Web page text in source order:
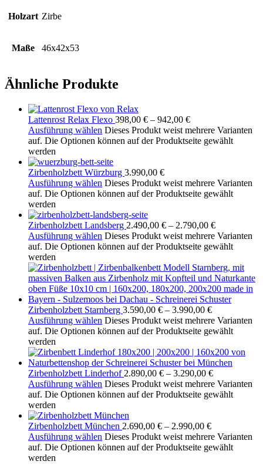
Holzart Zirbe
Maße 46x42x53
Ähnliche Produkte
Lattenrost Relax Flexo 398,00 € – 942,00 €
Ausführung wählen Dieses Produkt weist mehrere Varianten
auf. Die Optionen können auf der Produktseite gewählt
werden
Zirbenholzbett Würzburg 3.990,00 €
Ausführung wählen Dieses Produkt weist mehrere Varianten
auf. Die Optionen können auf der Produktseite gewählt
werden
Zirbenholzbett Landsberg 2.490,00 € – 2.790,00 €
Ausführung wählen Dieses Produkt weist mehrere Varianten
auf. Die Optionen können auf der Produktseite gewählt
werden
Zirbenholzbett Starnberg 3.590,00 € – 3.990,00 €
Ausführung wählen Dieses Produkt weist mehrere Varianten
auf. Die Optionen können auf der Produktseite gewählt
werden
Zirbenholzbett Linderhof 2.890,00 € – 3.290,00 €
Ausführung wählen Dieses Produkt weist mehrere Varianten
auf. Die Optionen können auf der Produktseite gewählt
werden
Zirbenholzbett München 2.690,00 € – 2.990,00 €
Ausführung wählen Dieses Produkt weist mehrere Varianten
auf. Die Optionen können auf der Produktseite gewählt
werden